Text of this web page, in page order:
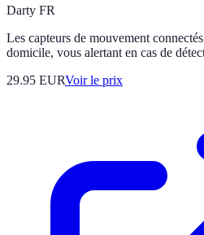
Darty FR
Les capteurs de mouvement
domicile, vous alertant en cas de
29.95 EURVoir le prix